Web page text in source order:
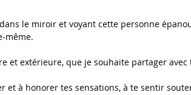
le miroir et voyant cette personne
même.
et extérieure, que je souhaite partager avec
et à honorer tes sensations, à te sentir